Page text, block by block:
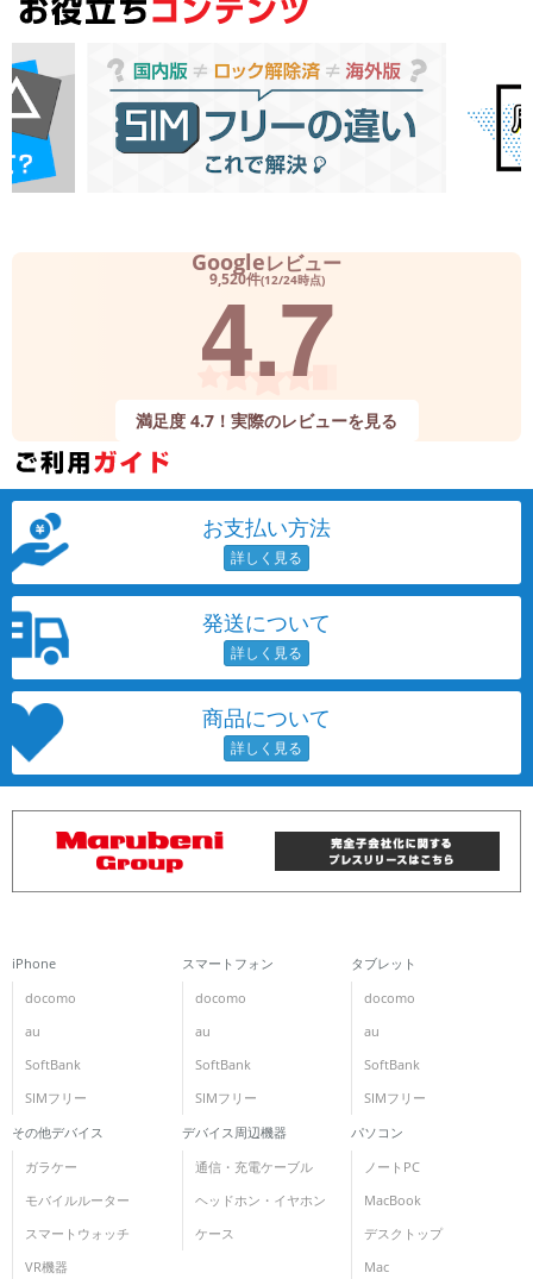
Googleレビュー
9,520件(12/24時点)
4.7
満足度 4.7！実際のレビューを見る
お支払い方法
発送について
商品について
iPhone
docomo
au
SoftBank
SIMフリー
スマートフォン
docomo
au
SoftBank
SIMフリー
タブレット
docomo
au
SoftBank
SIMフリー
その他デバイス
ガラケー
モバイルルーター
スマートウォッチ
VR機器
デバイス周辺機器
通信・充電ケーブル
ヘッドホン・イヤホン
ケース
パソコン
ノートPC
MacBook
デスクトップ
Mac